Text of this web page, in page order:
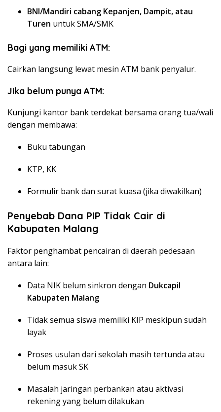
BNI/Mandiri cabang Kepanjen, Dampit, atau
Turen untuk SMA/SMK
Bagi yang memiliki ATM:
Cairkan langsung lewat mesin ATM bank penyalur.
Jika belum punya ATM:
Kunjungi kantor bank terdekat bersama orang tua/wali
dengan membawa:
Buku tabungan
KTP, KK
Formulir bank dan surat kuasa (jika diwakilkan)
Penyebab Dana PIP Tidak Cair di
Kabupaten Malang
Faktor penghambat pencairan di daerah pedesaan
antara lain:
Data NIK belum sinkron dengan Dukcapil
Kabupaten Malang
Tidak semua siswa memiliki KIP meskipun sudah
layak
Proses usulan dari sekolah masih tertunda atau
belum masuk SK
Masalah jaringan perbankan atau aktivasi
rekening yang belum dilakukan